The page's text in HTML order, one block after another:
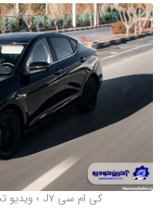
کی ام سی J7 ؛ ویدیو تست و بررسی + مشخصات فنی